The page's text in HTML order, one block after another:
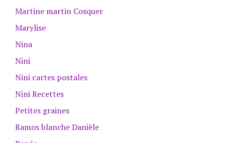
Martine martin Cosquer
Marylise
Nina
Nini
Nini cartes postales
Nini Recettes
Petites graines
Ramos blanche Danièle